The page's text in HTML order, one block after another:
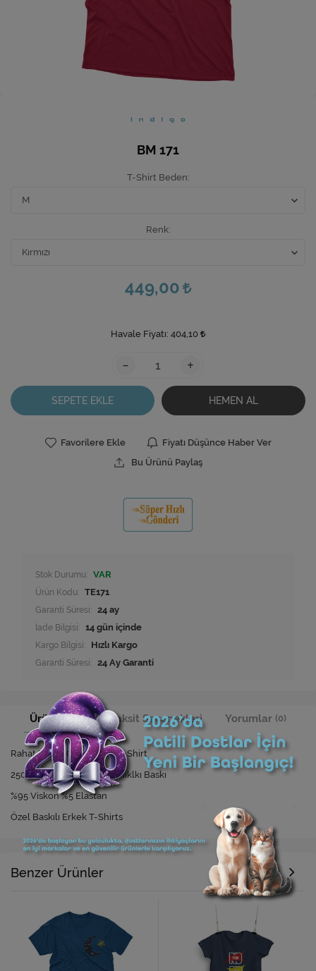
Mutfak
BM 171
T-Shirt Beden
Renk
449,00
Havale Fiyatı: 404,10
- +
SEPETE EKLE HEMEN AL
Favorilere Ekle
Fiyatı Düşünce Haber Ver
Bu Ürünü Paylaş
Stok Durumu: VAR
Ürün Kodu: TE171
Garanti Süresi: 24 ay
İade Bilgisi:
Kargo Bilgisi: Hızlı Kargo
Garanti Süresi: 24 Ay Garanti
Ürün Bilgisi Taksit Seçenekleri Yorumlar (0)
Rahat Kesim Özel Baskılı T-Shirt
250 Yıkamaya Kadar Dayanıklkı Baskı
%95 Viskon %5 Elastan
Özel Baskılı Erkek T-Shirts
Benzer Ürünler